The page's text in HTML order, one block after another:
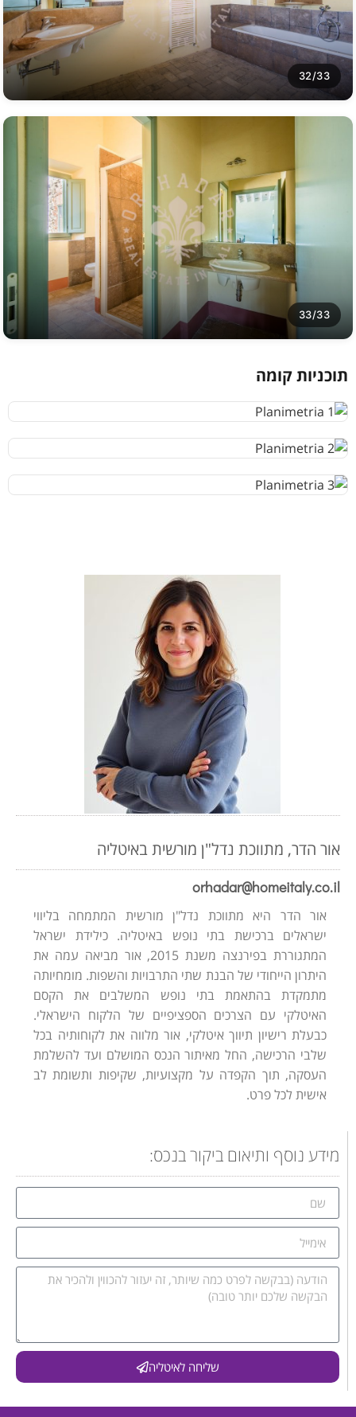
32/33
33/33
תוכניות קומה
אור הדר, מתווכת נדל"ן מורשית באיטליה
orhadar@homeitaly.co.il
אור הדר היא מתווכת נדל"ן מורשית המתמחה בליווי
ישראלים ברכישת בתי נופש באיטליה. כילידת ישראל
המתגוררת בפירנצה משנת 2015, אור מביאה עמה את
היתרון הייחודי של הבנת שתי התרבויות והשפות. מומחיותה
מתמקדת בהתאמת בתי נופש המשלבים את הקסם
האיטלקי עם הצרכים הספציפיים של הלקוח הישראלי.
כבעלת רישיון תיווך איטלקי, אור מלווה את לקוחותיה בכל
שלבי הרכישה, החל מאיתור הנכס המושלם ועד להשלמת
העסקה, תוך הקפדה על מקצועיות, שקיפות ותשומת לב
אישית לכל פרט.
מידע נוסף ותיאום ביקור בנכס:
שליחה לאיטליה